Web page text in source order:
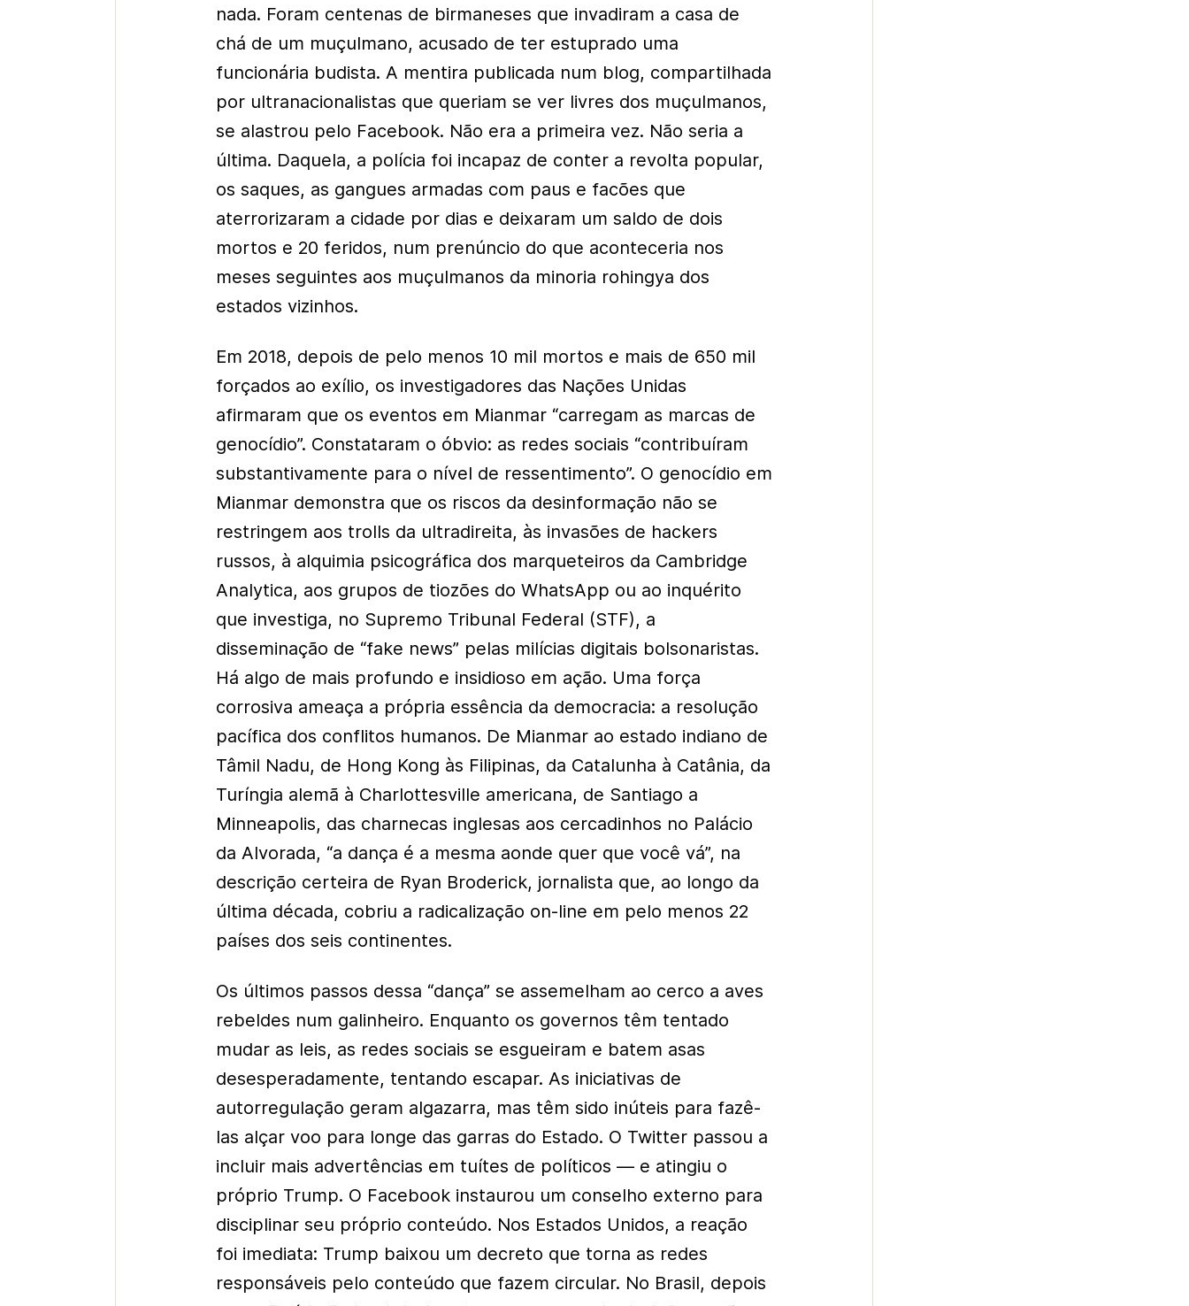
nada. Foram centenas de birmaneses que invadiram a casa de
chá de um muçulmano, acusado de ter estuprado uma
funcionária budista. A mentira publicada num blog, compartilhada
por ultranacionalistas que queriam se ver livres dos muçulmanos,
se alastrou pelo Facebook. Não era a primeira vez. Não seria a
última. Daquela, a polícia foi incapaz de conter a revolta popular,
os saques, as gangues armadas com paus e facões que
aterrorizaram a cidade por dias e deixaram um saldo de dois
mortos e 20 feridos, num prenúncio do que aconteceria nos
meses seguintes aos muçulmanos da minoria rohingya dos
estados vizinhos.
Em 2018, depois de pelo menos 10 mil mortos e mais de 650 mil
forçados ao exílio, os investigadores das Nações Unidas
afirmaram que os eventos em Mianmar “carregam as marcas de
genocídio”. Constataram o óbvio: as redes sociais “contribuíram
substantivamente para o nível de ressentimento”. O genocídio em
Mianmar demonstra que os riscos da desinformação não se
restringem aos trolls da ultradireita, às invasões de hackers
russos, à alquimia psicográfica dos marqueteiros da Cambridge
Analytica, aos grupos de tiozões do WhatsApp ou ao inquérito
que investiga, no Supremo Tribunal Federal (STF), a
disseminação de “fake news” pelas milícias digitais bolsonaristas.
Há algo de mais profundo e insidioso em ação. Uma força
corrosiva ameaça a própria essência da democracia: a resolução
pacífica dos conflitos humanos. De Mianmar ao estado indiano de
Tâmil Nadu, de Hong Kong às Filipinas, da Catalunha à Catânia, da
Turíngia alemã à Charlottesville americana, de Santiago a
Minneapolis, das charnecas inglesas aos cercadinhos no Palácio
da Alvorada, “a dança é a mesma aonde quer que você vá”, na
descrição certeira de Ryan Broderick, jornalista que, ao longo da
última década, cobriu a radicalização on-line em pelo menos 22
países dos seis continentes.
Os últimos passos dessa “dança” se assemelham ao cerco a aves
rebeldes num galinheiro. Enquanto os governos têm tentado
mudar as leis, as redes sociais se esgueiram e batem asas
desesperadamente, tentando escapar. As iniciativas de
autorregulação geram algazarra, mas têm sido inúteis para fazê-
las alçar voo para longe das garras do Estado. O Twitter passou a
incluir mais advertências em tuítes de políticos — e atingiu o
próprio Trump. O Facebook instaurou um conselho externo para
disciplinar seu próprio conteúdo. Nos Estados Unidos, a reação
foi imediata: Trump baixou um decreto que torna as redes
responsáveis pelo conteúdo que fazem circular. No Brasil, depois